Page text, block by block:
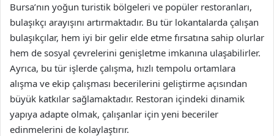
Bursa’nın yoğun turistik bölgeleri ve popüler restoranları,
bulaşıkçı arayışını artırmaktadır. Bu tür lokantalarda çalışan
bulaşıkçılar, hem iyi bir gelir elde etme fırsatına sahip olurlar
hem de sosyal çevrelerini genişletme imkanına ulaşabilirler.
Ayrıca, bu tür işlerde çalışma, hızlı tempolu ortamlara
alışma ve ekip çalışması becerilerini geliştirme açısından
büyük katkılar sağlamaktadır. Restoran içindeki dinamik
yapıya adapte olmak, çalışanlar için yeni beceriler
edinmelerini de kolaylaştırır.